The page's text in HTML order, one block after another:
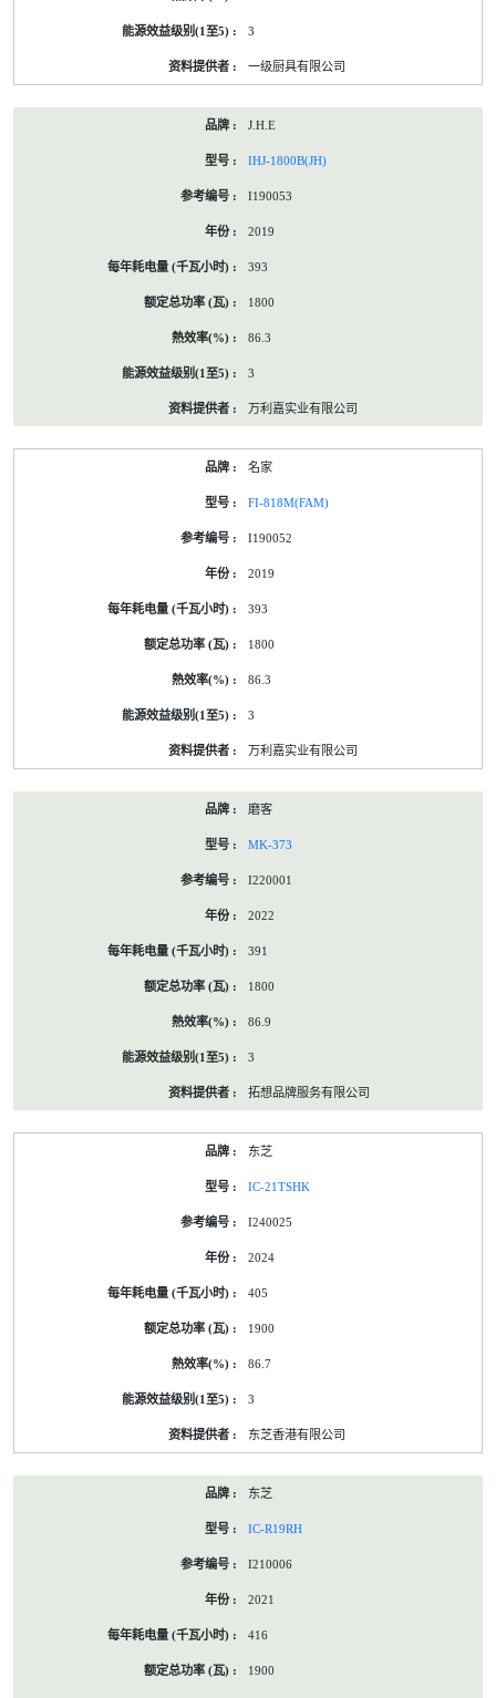
3
一级厨具有限公司
J.H.E
IHJ-1800B(JH)
I190053
2019
393
1800
86.3
3
万利嘉实业有限公司
名家
FI-818M(FAM)
I190052
2019
393
1800
86.3
3
万利嘉实业有限公司
磨客
MK-373
I220001
2022
391
1800
86.9
3
拓想品牌服务有限公司
东芝
IC-21TSHK
I240025
2024
405
1900
86.7
3
东芝香港有限公司
东芝
IC-R19RH
I210006
2021
416
1900